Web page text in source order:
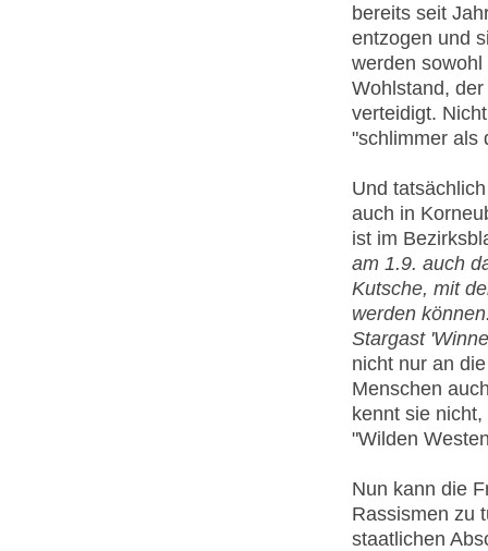
bereits seit
entzogen und
werden
Wohlstand,
verteidigt.
"schlimmer als
Und
auch in
ist im
am 1.9. auch
Kutsche, mit
werden
Stargast
nicht nur an
Menschen
kennt sie
"Wilden
Nun kann die
Rassismen zu
staatlichen